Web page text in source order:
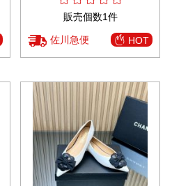
販売個数1件
佐川急便 HOT